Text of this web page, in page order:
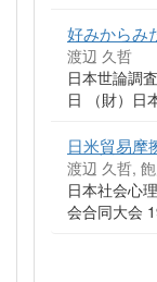
好みからみ
渡辺 久哲
日本世論調
日 （財）日
日米貿易摩
渡辺 久哲,
日本社会心
会合同大会